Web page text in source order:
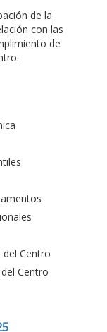
de la
con las
de
Centro
Centro